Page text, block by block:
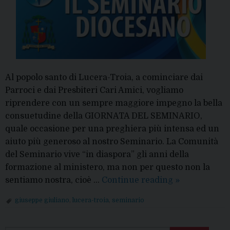
Al popolo santo di Lucera-Troia, a cominciare dai
Parroci e dai Presbiteri Cari Amici, vogliamo
riprendere con un sempre maggiore impegno la bella
consuetudine della GIORNATA DEL SEMINARIO,
quale occasione per una preghiera più intensa ed un
aiuto più generoso al nostro Seminario. La Comunità
del Seminario vive “in diaspora” gli anni della
formazione al ministero, ma non per questo non la
sentiamo nostra, cioè … Continue reading Il
»
giuseppe giuliano lucera-troia seminario